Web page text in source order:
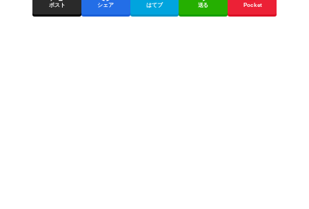
ポスト シェア はてブ 送る Pocket